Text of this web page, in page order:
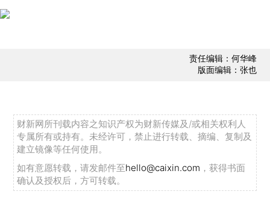
责任编辑：何华峰
版面编辑：张也
财新网所刊载内容之知识产权为财新传媒及/或相关权利人
专属所有或持有。未经许可，禁止进行转载、摘编、复制及
建立镜像等任何使用。
如有意愿转载，请发邮件至hello@caixin.com ，获得书面
确认及授权后，方可转载。